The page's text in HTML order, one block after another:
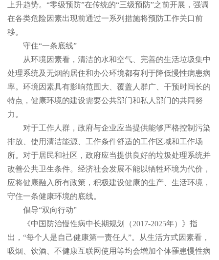
上升趋势。“零级预防”在传统的“三级预防”之前开展，强调
在各类危险因素出现前通过一系列措施将预防工作关口前
移。
守住“一条底线”
从环境因素看，清洁的水和空气、完善的生活垃圾集中
处理系统及无烟的居住和办公环境都有利于降低慢性病患病
率。环境因素具有影响范围大、覆盖人群广、干预时间长的
特点，健康环境的建设需要公共部门和私人部门的共同努
力。
对于工作人群，政府与企业应当提供能够严格控制污染
排放、使用清洁能源、工作条件舒适的工作区域和工作场
所。对于居民和社区，政府应当提供良好的垃圾处理系统并
改善公共卫生条件。经济社会发展不能以牺牲环境为代价，
应将健康融入所有政策，积极建设健康的生产、生活环境，
守住一条健康环境的底线。
倡导“双向行动”
《中国防治慢性病中长期规划（2017-2025年）》指
出，“每个人是自己健康第一责任人”。从生活方式因素看，
吸烟、饮酒、不健康互联网使用等均会增加个体罹患慢性病